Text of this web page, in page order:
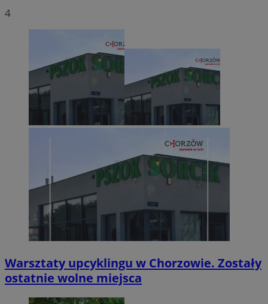
4
Warsztaty upcyklingu w Chorzowie. Zostały
ostatnie wolne miejsca